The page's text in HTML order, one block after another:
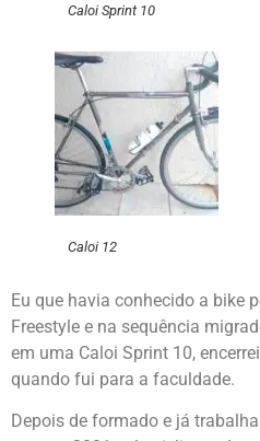
Caloi Sprint 10
Caloi 12
Eu que havia conhecido a bike
Freestyle e na sequência
em uma Caloi Sprint 10,
quando fui para a faculdade.
Depois de formado e já